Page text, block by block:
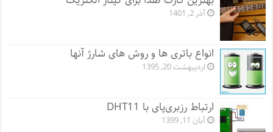
آذر 2, 1401
انواع باتری ها و روش های شارژ آنها
اردیبهشت 20, 1395
ارتباط رزبری‌پای با DHT11
آبان 11, 1399